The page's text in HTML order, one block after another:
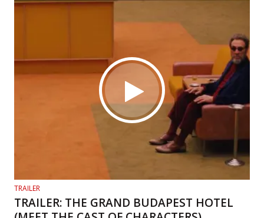
TRAILER
TRAILER: THE GRAND BUDAPEST HOTEL